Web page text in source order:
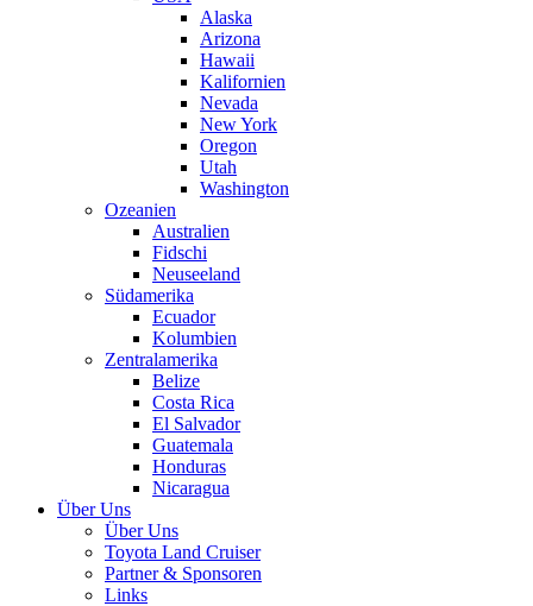
Alaska
Arizona
Hawaii
Kalifornien
Nevada
New York
Oregon
Utah
Washington
Ozeanien
Australien
Fidschi
Neuseeland
Südamerika
Ecuador
Kolumbien
Zentralamerika
Belize
Costa Rica
El Salvador
Guatemala
Honduras
Nicaragua
Über Uns
Über Uns
Toyota Land Cruiser
Partner & Sponsoren
Links